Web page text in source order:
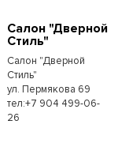
Салон "Дверной
Стиль"
Салон "Дверной
Стиль"
ул. Пермякова 69
тел:+7 904 499-06-
26